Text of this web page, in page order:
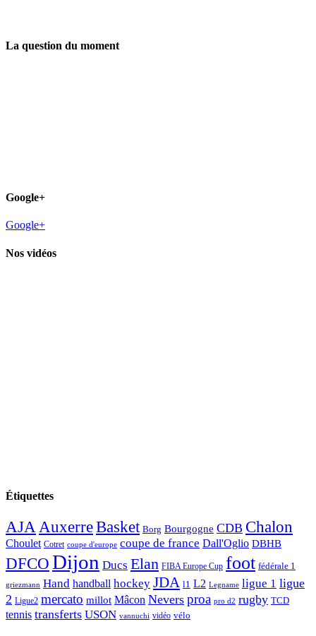
La question du moment
Google+
Google+
Nos vidéos
Étiquettes
AJAAuxerreBasket Borg Bourgogne CDB Chalon
Choulet Cotret coupe d'europe coupe de france Dall'Oglio DBHB
DFCODijon Ducs Elan FIBA Europe Cup foot fédérale 1
griezmann Hand handball hockey JDA l1 L2 Legname ligue 1 ligue
2 Ligue2 mercato millot Mâcon Nevers proa pro d2 rugby TCD
tennis transferts USON vannuchi vidéo vélo